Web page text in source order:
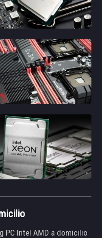
PC Intel AMD a domicilio